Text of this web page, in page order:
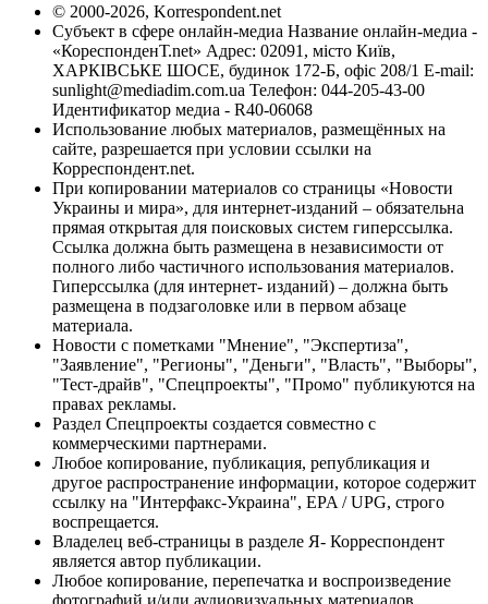
© 2000-2026, Korrespondent.net
Субъект в сфере онлайн-медиа Название онлайн-медиа -
«КореспонденТ.net» Адрес: 02091, місто Київ,
ХАРКІВСЬКЕ ШОСЕ, будинок 172-Б, офіс 208/1 E-mail:
sunlight@mediadim.com.ua Телефон: 044-205-43-00
Идентификатор медиа - R40-06068
Использование любых материалов, размещённых на
сайте, разрешается при условии ссылки на
Корреспондент.net.
При копировании материалов со страницы «Новости
Украины и мира», для интернет-изданий – обязательна
прямая открытая для поисковых систем гиперссылка.
Ссылка должна быть размещена в независимости от
полного либо частичного использования материалов.
Гиперссылка (для интернет- изданий) – должна быть
размещена в подзаголовке или в первом абзаце
материала.
Новости с пометками "Мнение", "Экспертиза",
"Заявление", "Регионы", "Деньги", "Власть", "Выборы",
"Тест-драйв", "Спецпроекты", "Промо" публикуются на
правах рекламы.
Раздел Спецпроекты создается совместно с
коммерческими партнерами.
Любое копирование, публикация, републикация и
другое распространение информации, которое содержит
ссылку на "Интерфакс-Украина", EPA / UPG, строго
воспрещается.
Владелец веб-страницы в разделе Я- Корреспондент
является автор публикации.
Любое копирование, перепечатка и воспроизведение
фотографий и/или аудиовизуальных материалов,